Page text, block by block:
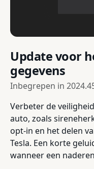
Update voor
gegevens
Inbegrepen in
Verbeter de
auto, zoals
opt-in en het delen
Tesla. Een korte
wanneer een